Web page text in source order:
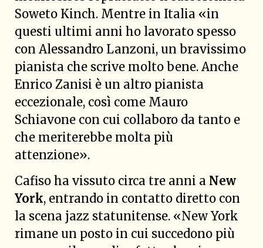
Soweto Kinch. Mentre in Italia «in
questi ultimi anni ho lavorato spesso
con Alessandro Lanzoni, un bravissimo
pianista che scrive molto bene. Anche
Enrico Zanisi è un altro pianista
eccezionale, così come Mauro
Schiavone con cui collaboro da tanto e
che meriterebbe molta più
attenzione».
Cafiso ha vissuto circa tre anni a New
York, entrando in contatto diretto con
la scena jazz statunitense. «New York
rimane un posto in cui succedono più